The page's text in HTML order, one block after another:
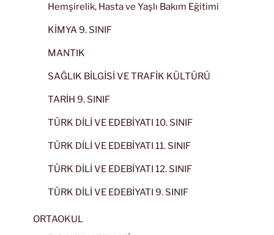
Hemşirelik, Hasta ve Yaşlı Bakım Eğitimi
KİMYA 9. SINIF
MANTIK
SAĞLIK BİLGİSİ VE TRAFİK KÜLTÜRÜ
TARİH 9. SINIF
TÜRK DİLİ VE EDEBİYATI 10. SINIF
TÜRK DİLİ VE EDEBİYATI 11. SINIF
TÜRK DİLİ VE EDEBİYATI 12. SINIF
TÜRK DİLİ VE EDEBİYATI 9. SINIF
ORTAOKUL